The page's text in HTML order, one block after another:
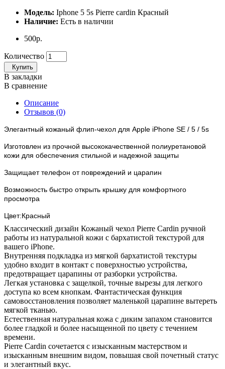
Модель: Iphone 5 5s Pierre cardin Красный
Наличие: Есть в наличии
500р.
Количество
Купить
В закладки
В сравнение
Описание
Отзывов (0)
Элегантный кожаный флип-чехол для Apple iPhone SE / 5 / 5s
Изготовлен из прочной высококачественной полиуретановой
кожи для обеспечения стильной и надежной защиты
Защищает телефон от повреждений и царапин
Возможность быстро открыть крышку для комфортного
просмотра
Цвет:Красный
Классический дизайн Кожаный чехол Pierre Cardin ручной
работы из натуральной кожи с бархатистой текстурой для
вашего iPhone.
Внутренняя подкладка из мягкой бархатистой текстуры
удобно входит в контакт с поверхностью устройства,
предотвращает царапины от разборки устройства.
Легкая установка с защелкой, точные вырезы для легкого
доступа ко всем кнопкам. Фантастическая функция
самовосстановления позволяет маленькой царапине вытереть
мягкой тканью.
Естественная натуральная кожа с диким запахом становится
более гладкой и более насыщенной по цвету с течением
времени.
Pierre Cardin сочетается с изысканным мастерством и
изысканным внешним видом, повышая свой почетный статус
и элегантный вкус.